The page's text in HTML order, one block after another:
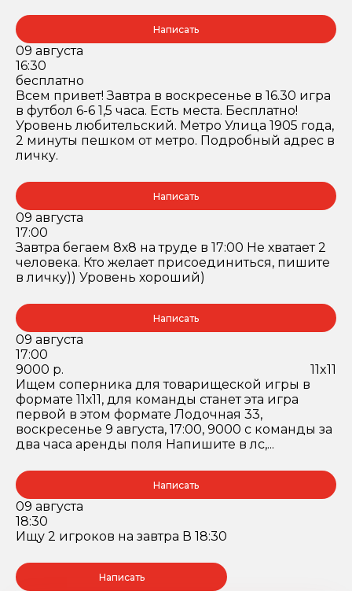
Написать
09 августа
16:30
бесплатно
Всем привет! Завтра в воскресенье в 16.30 игра
в футбол 6-6 1,5 часа. Есть места. Бесплатно!
Уровень любительский. Метро Улица 1905 года,
2 минуты пешком от метро. Подробный адрес в
личку.
Написать
09 августа
17:00
Завтра бегаем 8х8 на труде в 17:00 Не хватает 2
человека. Кто желает присоединиться, пишите
в личку)) Уровень хороший)
Написать
09 августа
17:00
9000 р.
11x11
Ищем соперника для товарищеской игры в
формате 11х11, для команды станет эта игра
первой в этом формате Лодочная 33,
воскресенье 9 августа, 17:00, 9000 с команды за
два часа аренды поля Напишите в лс,...
Написать
09 августа
18:30
Ищу 2 игроков на завтра В 18:30
Написать